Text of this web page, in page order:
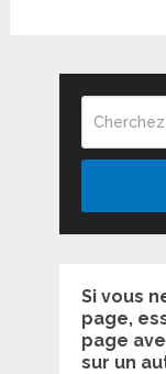
Si vous
page,
page
sur un